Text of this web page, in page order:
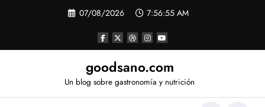
07/08/2026 7:56:56 AM
goodsano.com
Un blog sobre gastronomía y nutrición